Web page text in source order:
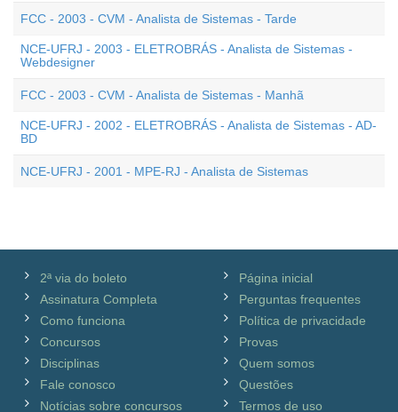
FCC - 2003 - CVM - Analista de Sistemas - Tarde
NCE-UFRJ - 2003 - ELETROBRÁS - Analista de Sistemas -
Webdesigner
FCC - 2003 - CVM - Analista de Sistemas - Manhã
NCE-UFRJ - 2002 - ELETROBRÁS - Analista de Sistemas - AD-
BD
NCE-UFRJ - 2001 - MPE-RJ - Analista de Sistemas
2ª via do boleto
Assinatura Completa
Como funciona
Concursos
Disciplinas
Fale conosco
Notícias sobre concursos
Página inicial
Perguntas frequentes
Política de privacidade
Provas
Quem somos
Questões
Termos de uso